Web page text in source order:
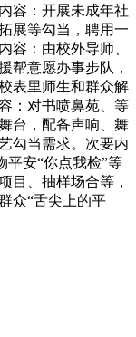
容：开展未成年社
展等勾当，聘用一
容：由校外导师、
帮意愿办事步队，
表里师生和群众解
：对书喷鼻苑、等
台，配备声响、舞
勾当需求。次要内
平安“你点我检”等
目、抽样场合等，
众“舌尖上的平